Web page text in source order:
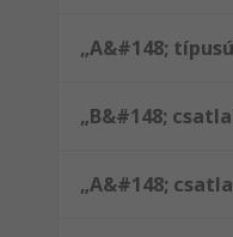
„A&#148;
„B&#148;
„A&#148;